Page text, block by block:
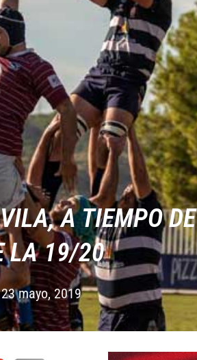
A TIEMPO
LA 19/20
23 mayo, 2019